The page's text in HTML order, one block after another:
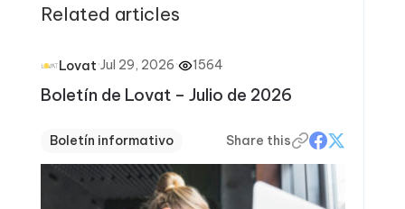
Related articles
Lovat·Jul 29, 2026· 1564
Boletín de Lovat – Julio de 2026
Boletín informativo Share this